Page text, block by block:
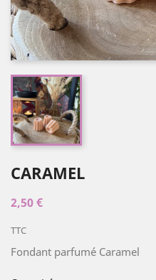
CARAMEL
2,50 €
TTC
Fondant parfumé Caramel